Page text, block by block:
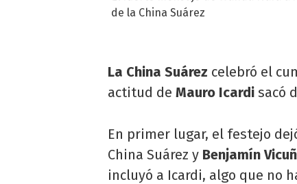
de la China Suárez
La China Suárez celebró el
actitud de Mauro Icardi sacó
En primer lugar, el festejo
China Suárez y Benjamín
incluyó a Icardi, algo que no